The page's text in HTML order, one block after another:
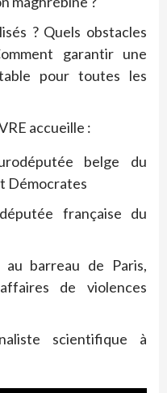
? Quels obstacles
garantir une
pour toutes les
accueille :
belge du
Démocrates
française du
barreau de Paris,
de violences
scientifique à